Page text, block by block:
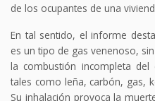
de los ocupantes de una
En tal sentido, el informe
es un tipo de gas venenoso,
la combustión incompleta
tales como leña, carbón, gas,
Su inhalación provoca la